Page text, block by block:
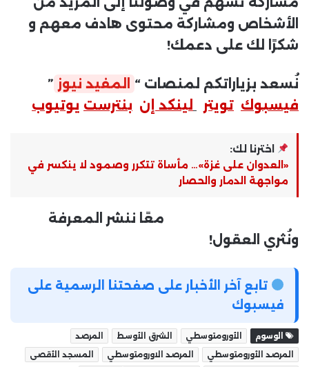
الأشخاص ومشاركة محتوى هادف معهم و
شكرًا لك على دعمك!
نُسعد بزياراتكم لمنصات “ المفيد نيوز ”
فيسبوك تويتر لينكد إن بنترست يوتيوب
اخترنا لك:
«العدوان على غزة»… مأساة تتكرر وصمود لا ينكسر في
مواجهة الدمار والحصار
معًا ننشر المعرفة
ونُثري العقول!
تابع آخر الأخبار على صفحتنا الرسمية على
فيسبوك
الوسوم الأورومتوسطي الشرق الأوسط
المرصد
المرصد الأورومتوسطي
المرصد الاورومتوسطي
المسجد الأقصى